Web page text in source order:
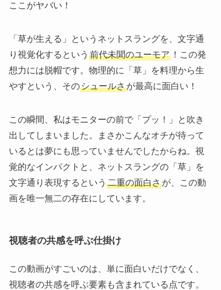
ここがヤバい！
「草が生える」というネットスラングを、文字通
り視覚化するという 前代未聞のユーモア！この発
想力には脱帽です。物理的に「草」を料理から生
やすという、そのシュールさが最高に面白い！
この瞬間、私はモニターの前で「プッ！」と吹き
出してしまいました。まさかこんなオチが待って
いるとは夢にも思っていませんでしたからね。視
覚的なインパクトと、ネットスラングの「草」を
文字通り表現するという 二重の面白さが、この動
画を唯一無二の存在にしています。
視聴者の共感を呼ぶ仕掛け
この動画がすごいのは、単に面白いだけでなく、
視聴者の共感を呼ぶ要素も含まれている点です。